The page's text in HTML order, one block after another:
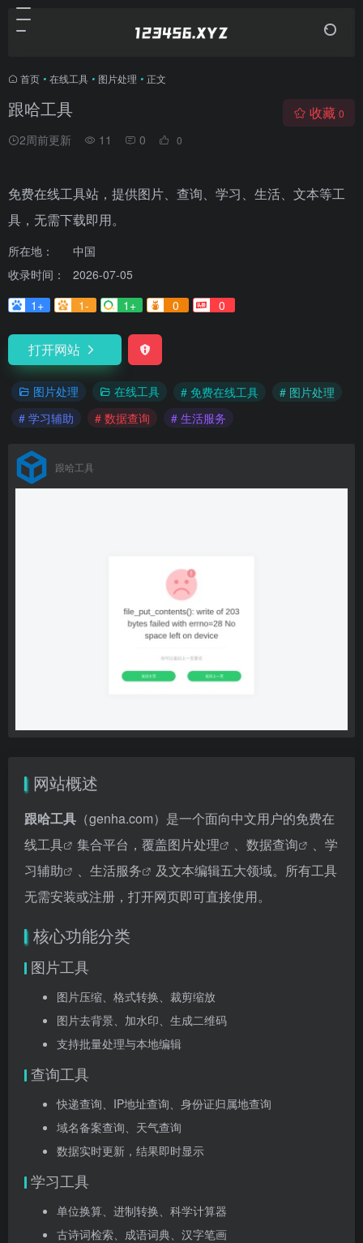
首页 • 在线工具 • 图片处理 • 正文
跟哈工具
2周前更新 11 0 0
收藏 0
免费在线工具站，提供图片、查询、学习、生活、文本等工
具，无需下载即用。
所在地：
中国
收录时间：
2026-07-05
1+
1- 1+ 0 0
打开网站
图片处理 在线工具 # 免费在线工具
# 图片处理
# 学习辅助
# 数据查询 # 生活服务
跟哈工具
网站概述
跟哈工具 （genha.com）是一个面向中文用户的免费在
线工具
集合平台，覆盖图片处理 、 数据查询 、 学
习辅助
、 生活服务
及文本编辑五大领域。所有工具
无需安装或注册，打开网页即可直接使用。
核心功能分类
图片工具
图片压缩、格式转换、裁剪缩放
图片去背景、加水印、生成二维码
支持批量处理与本地编辑
查询工具
快递查询、IP地址查询、身份证归属地查询
域名备案查询、天气查询
数据实时更新，结果即时显示
学习工具
单位换算、进制转换、科学计算器
古诗词检索、成语词典、汉字笔画